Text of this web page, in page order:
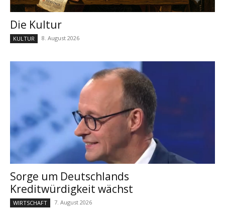
Die Kultur
KULTUR 8. August 2026
Sorge um Deutschlands
Kreditwürdigkeit wächst
WIRTSCHAFT 7. August 2026